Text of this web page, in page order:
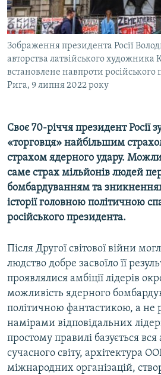
УКРАЇНСЬКА ПРОБЛЕМА КРИМУ
ІНФОГРАФІКА
ДОЛУЧАЙСЯ!
Усі сайти RFE/RL
Зображення президента Росії
авторства латвійського художника
встановлене навпроти російського
Рига, 9 липня 2022 року
Своє 70-річчя президент Росії
«торговця» найбільшим
страхом ядерного удару.
саме страх мільйонів людей
бомбардуванням та
історії головною політичною
російського президента.
Після Другої світової війни
людство добре засвоїло її
проявлялися амбіції лідерів
можливість ядерного
політичною фантастикою, а не
намірами відповідальних
простому правилі базується вся
сучасного світу, архітектура
міжнародних організацій,